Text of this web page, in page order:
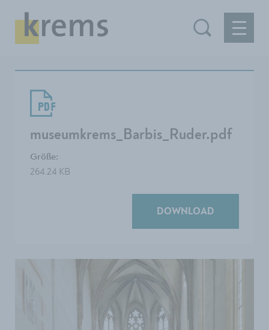
museumkrems_Barbis_Ruder.pdf
Größe:
264.24 KB
DOWNLOAD